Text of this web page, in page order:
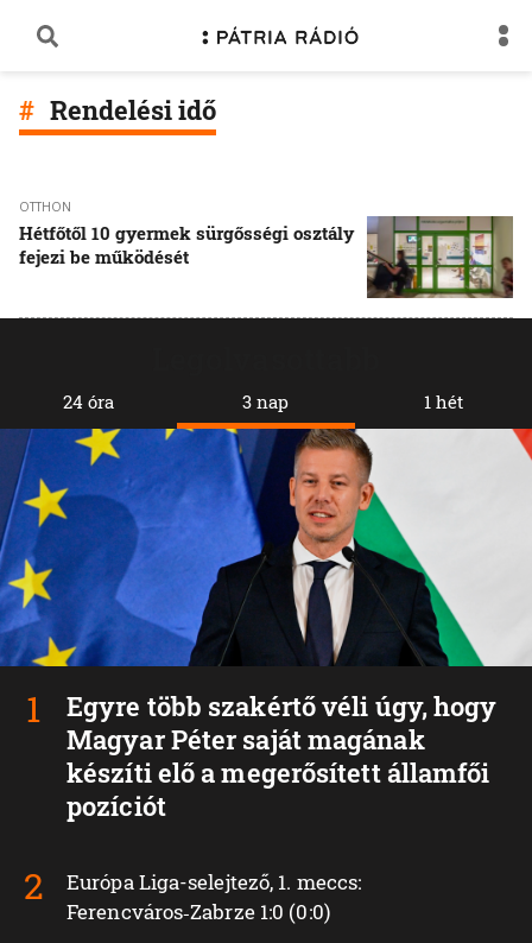
Rendelési idő
OTTHON
Hétfőtől 10 gyermek sürgősségi osztály
fejezi be működését
24 óra 3 nap
Egyre több szakértő véli úgy, hogy
Magyar Péter saját magának
készíti elő a megerősített államfői
pozíciót
Európa Liga-selejtező, 1. meccs:
Ferencváros‑Zabrze 1:0 (0:0)
1 hét